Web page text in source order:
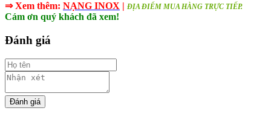
⇒ Xem thêm: NẠNG INOX | ĐỊA ĐIỂM MUA HÀNG TRỰC TIẾP.
Cám ơn quý khách đã xem!
Đánh giá